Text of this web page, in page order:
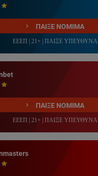
ΠΑΙΞΕ ΝΟΜΙΜΑ
ΕΕΕΠ | 21+ | ΠΑΙΞΕ ΥΠΕΥΘΥΝΑ
ΠΑΙΞΕ ΝΟΜΙΜΑ
ΕΕΕΠ | 21+ | ΠΑΙΞΕ ΥΠΕΥΘΥΝΑ